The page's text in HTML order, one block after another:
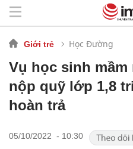
Giới trẻ Học Đường
Vụ học sinh mầm
nộp quỹ lớp 1,8
hoàn trả
05/10/2022 - 10:30